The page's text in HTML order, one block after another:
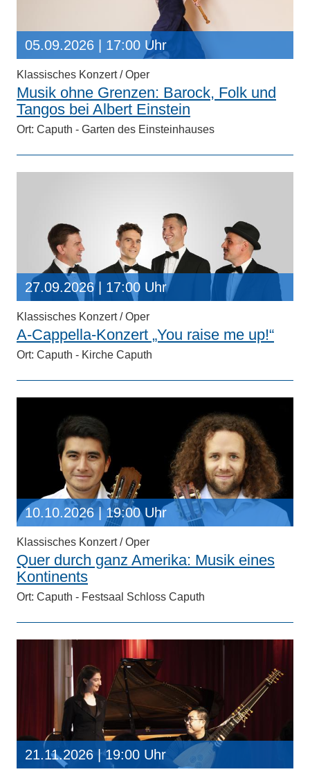
05.09.2026 | 17:00 Uhr
Klassisches Konzert / Oper
Musik ohne Grenzen: Barock, Folk und
Tangos bei Albert Einstein
Ort: Caputh - Garten des Einsteinhauses
27.09.2026| 17:00 Uhr
Klassisches Konzert / Oper
A-Cappella-Konzert „You raise me up!“
Ort: Caputh - Kirche Caputh
10.10.2026| 19:00 Uhr
Klassisches Konzert / Oper
Quer durch ganz Amerika: Musik eines
Kontinents
Ort: Caputh - Festsaal Schloss Caputh
21.11.2026 | 19:00 Uhr